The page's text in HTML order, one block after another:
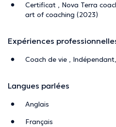
Certificat , Nova Terra
art of coaching (2023)
Expériences
Coach de vie ,
Langues parlées
Anglais
Français